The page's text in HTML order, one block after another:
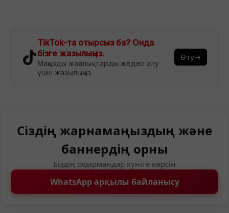
TikTok-та отырсыз ба? Онда
бізге жазылыңыз.
Маңызды жаңалықтарды жедел алу
үшін жазылыңыз.
Өту→
Сіздің жарнамаңыздың және
баннердің орны
Біздің оқырмандар күніге көрсін
WhatsApp арқылы байланысу